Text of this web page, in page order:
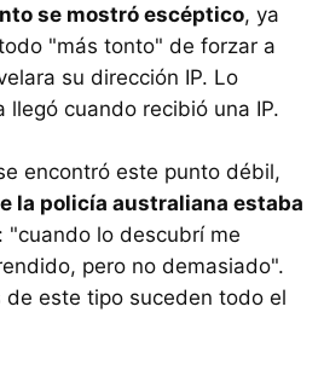
se mostró escéptico, ya
"más tonto" de forzar a
su dirección IP. Lo
llegó cuando recibió una IP.
encontró este punto débil,
la policía australiana estaba
: "cuando lo descubrí me
pero no demasiado".
de este tipo suceden todo el